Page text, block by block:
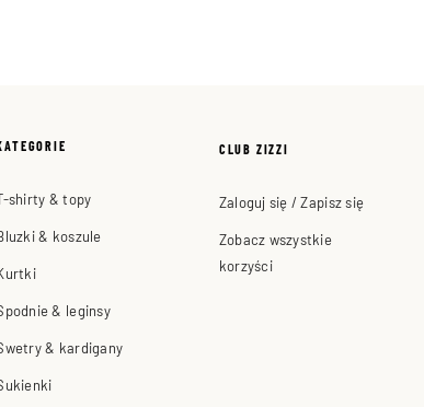
shirty & topy
& koszule
& leginsy
& kardigany
CLUB ZIZZI
Zaloguj się / Zapisz się
Zobacz wszystkie
korzyści